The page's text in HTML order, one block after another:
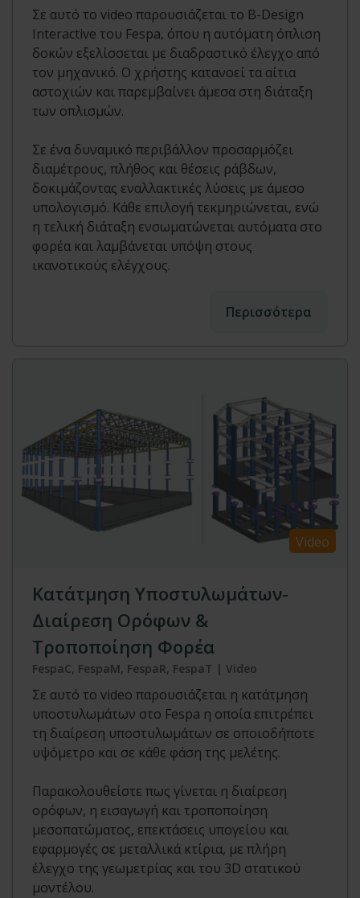
Σε αυτό το video παρουσιάζεται το B-Design
Interactive του Fespa, όπου η αυτόματη όπλιση
δοκών εξελίσσεται με διαδραστικό έλεγχο από
τον μηχανικό. Ο χρήστης κατανοεί τα αίτια
αστοχιών και παρεμβαίνει άμεσα στη διάταξη
των οπλισμών.
Σε ένα δυναμικό περιβάλλον προσαρμόζει
διαμέτρους, πλήθος και θέσεις ράβδων,
δοκιμάζοντας εναλλακτικές λύσεις με άμεσο
υπολογισμό. Κάθε επιλογή τεκμηριώνεται, ενώ
η τελική διάταξη ενσωματώνεται αυτόματα στο
φορέα και λαμβάνεται υπόψη στους
ικανοτικούς ελέγχους.
Περισσότερα
Video
Κατάτμηση Υποστυλωμάτων-
Διαίρεση Ορόφων &
Τροποποίηση Φορέα
FespaC, FespaM, FespaR, FespaT | Video
Σε αυτό το video παρουσιάζεται η κατάτμηση
υποστυλωμάτων στο Fespa η οποία επιτρέπει
τη διαίρεση υποστυλωμάτων σε οποιοδήποτε
υψόμετρο και σε κάθε φάση της μελέτης.
Παρακολουθείστε πως γίνεται η διαίρεση
ορόφων, η εισαγωγή και τροποποίηση
μεσοπατώματος, επεκτάσεις υπογείου και
εφαρμογές σε μεταλλικά κτίρια, με πλήρη
έλεγχο της γεωμετρίας και του 3D στατικού
μοντέλου.